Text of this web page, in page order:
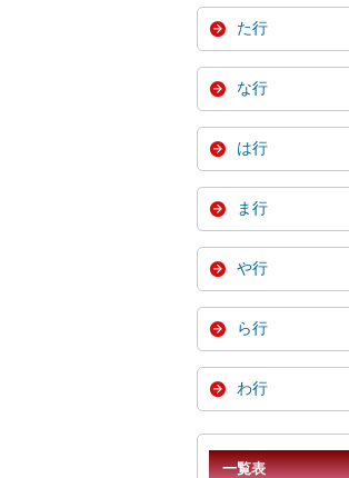
た行
な行
は行
ま行
や行
ら行
わ行
一覧表